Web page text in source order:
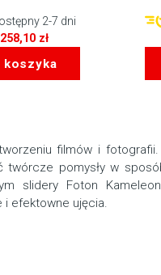
2-7 dni
zł
koszyka
filmów i
pomysły w
slidery Foton
i efektowne ujęcia.